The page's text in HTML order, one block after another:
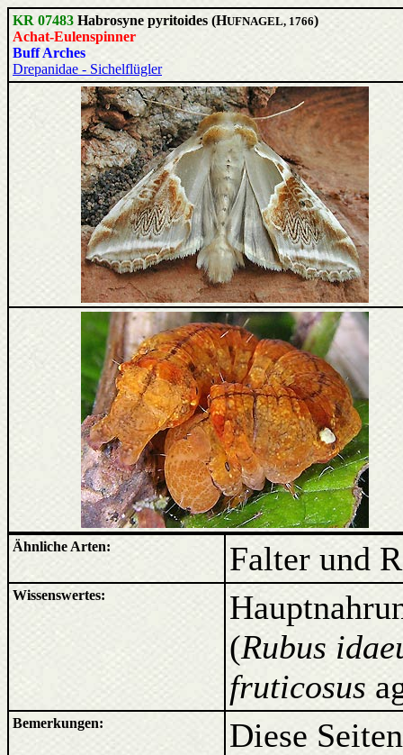
KR 07483 Habrosyne pyritoides (HUFNAGEL, 1766)
Achat-Eulenspinner
Buff Arches
Drepanidae - Sichelflügler
Ähnliche Arten: Falter und
Wissenswertes:
(Rubus
fruticosus
Bemerkungen:
Diese